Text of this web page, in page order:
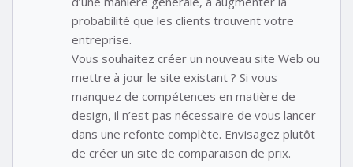
probabilité que les clients trouvent votre
entreprise.
Vous souhaitez créer un nouveau site Web ou
mettre à jour le site existant ? Si vous
manquez de compétences en matière de
design, il n’est pas nécessaire de vous lancer
dans une refonte complète. Envisagez plutôt
de créer un site de comparaison de prix.